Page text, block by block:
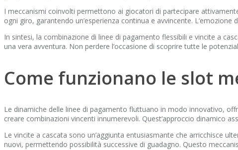
I meccanismi coinvolti permettono ai giocatori di partecipare
ogni giro, garantendo un’esperienza continua e avvincente.
In sintesi, la combinazione di linee di pagamento flessibili e vincite a
una vera avventura. Non perdere l’occasione di scoprire tutte le
Come funzionano le slot
Le dinamiche delle linee di pagamento fluttuano in modo innovativo,
creare combinazioni vincenti innumerevoli. Quest’approccio dinamico
Le vincite a cascata sono un’aggiunta entusiasmante che arricchisce
nuovi, permettendo possibilità successive di guadagno. Questo